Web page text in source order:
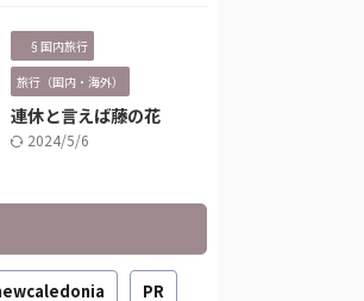
§国内旅行
旅行（国内・海外）
連休と言えば藤の花
2024/5/6
PR